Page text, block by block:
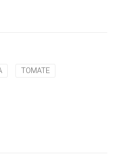
TOMATE